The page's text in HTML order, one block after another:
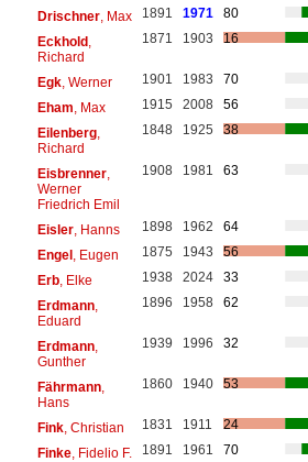
Drischner, Max 1891 1971
80
Eckhold,
Richard
1871 1903 16
Egk, Werner 1901 1983
70
Eham , Max 1915 2008
56
Eilenberg,
Richard
1848 1925 38
Eisbrenner,
Werner
Friedrich Emil
1908 1981 63
Eisler, Hanns 1898 1962
64
Engel, Eugen 1875 1943
56
Erb, Elke 1938 2024
33
Erdmann,
Eduard
1896 1958 62
Erdmann,
Gunther
1939 1996 32
Fährmann,
Hans
1860 1940 53
Fink, Christian 1831 1911
24
Finke, Fidelio F. 1891 1961
70